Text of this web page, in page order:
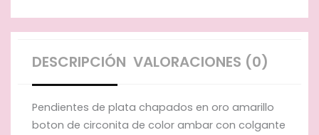
DESCRIPCIÓN VALORACIONES (0)
Pendientes de plata chapados en oro amarillo
boton de circonita de color ambar con colgante